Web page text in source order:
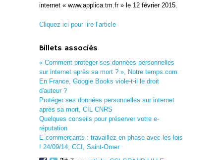
internet « www.applica.tm.fr » le 12 février 2015.
Cliquez ici pour lire l’article
Billets associés
« Comment protéger ses données personnelles
sur internet après sa mort ? », Notre temps.com
En France, Google Books viole-t-il le droit
d'auteur ?
Protéger ses données personnelles sur internet
après sa mort, CIL CNRS
Quelques conseils pour préserver votre e-
réputation
E commerçants : travaillez en phase avec les lois
! 24/09/14, CCI, Saint-Omer